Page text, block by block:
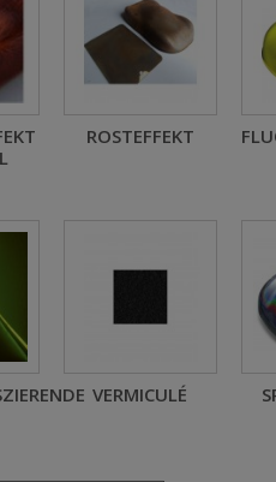
ROSTEFFEKT
VERMICULÉ